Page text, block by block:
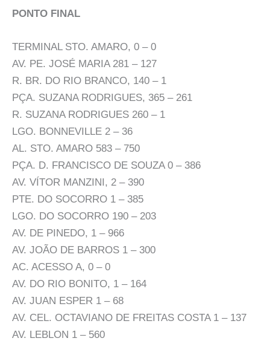
PONTO FINAL
TERMINAL STO. AMARO, 0 – 0
AV. PE. JOSÉ MARIA 281 – 127
R. BR. DO RIO BRANCO, 140 – 1
PÇA. SUZANA RODRIGUES, 365 – 261
R. SUZANA RODRIGUES 260 – 1
LGO. BONNEVILLE 2 – 36
AL. STO. AMARO 583 – 750
PÇA. D. FRANCISCO DE SOUZA 0 – 386
AV. VÍTOR MANZINI, 2 – 390
PTE. DO SOCORRO 1 – 385
LGO. DO SOCORRO 190 – 203
AV. DE PINEDO, 1 – 966
AV. JOÃO DE BARROS 1 – 300
AC. ACESSO A, 0 – 0
AV. DO RIO BONITO, 1 – 164
AV. JUAN ESPER 1 – 68
AV. CEL. OCTAVIANO DE FREITAS COSTA 1 – 137
AV. LEBLON 1 – 560